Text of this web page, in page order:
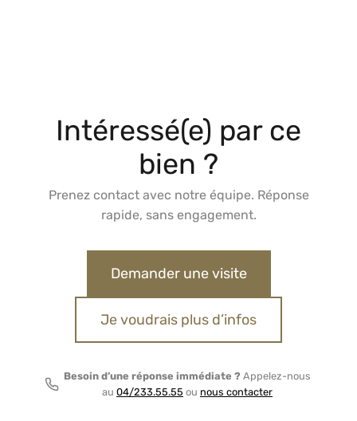
Intéressé(e) par ce
bien ?
Prenez contact avec notre équipe. Réponse
rapide, sans engagement.
Demander une visite
Je voudrais plus d’infos
Besoin d’une réponse immédiate ? Appelez-nous
au 04/233.55.55 ou nous contacter